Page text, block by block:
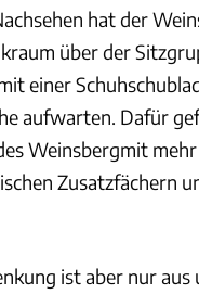
hat der
über der
einer
aufwarten. Dafür
Weinsbergmit
Zusatzfächern
ist aber nur aus